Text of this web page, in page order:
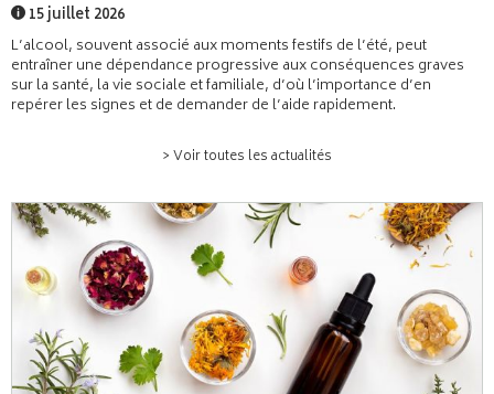
15 juillet 2026
L’alcool, souvent associé aux moments festifs de l’été, peut
entraîner une dépendance progressive aux conséquences graves
sur la santé, la vie sociale et familiale, d’où l’importance d’en
repérer les signes et de demander de l’aide rapidement.
> Voir toutes les actualités